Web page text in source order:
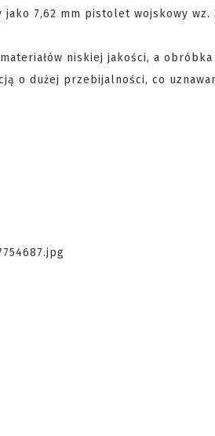
jako 7,62 mm pistolet wojskowy wz.
niskiej jakości, a obróbka
o dużej przebijalności, co